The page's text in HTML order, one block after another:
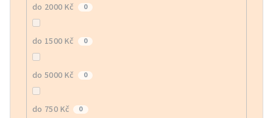
do 2000 Kč 0
do 1500 Kč 0
do 5000 Kč 0
do 750 Kč 0